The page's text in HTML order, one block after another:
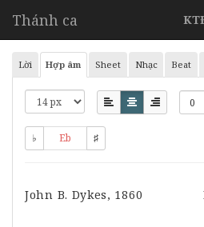
Thánh ca
Lời Hợp âm Sheet Nhạc Beat
♭ Eb ♯
John B. Dykes, 1860